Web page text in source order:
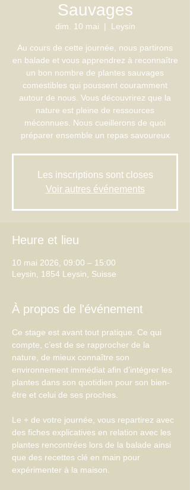
Sauvages
dim. 10 mai
  |
Leysin
Au cours de cette journée, nous partirons
en balade et vous apprendrez à reconnaître
un bon nombre de plantes sauvages
comestibles qui poussent couramment
autour de nous. Vous découvrirez que la
nature est pleine de ressources
méconnues. Nous cueillerons de quoi
préparer ensemble un repas savoureux
Les inscriptions sont closes
Voir autres événements
Heure et lieu
10 mai 2026, 09:00 – 15:00
Leysin, 1854 Leysin, Suisse
À propos de l'événement
Ce stage est avant tout pratique. Ce qui
compte, c’est de se rapprocher de la
nature, de mieux connaître son
environnement immédiat afin d’intégrer les
plantes dans son quotidien pour son bien-
être et celui de ses proches.
Le + de votre journée, vous repartirez avec
des fiches explicatives en relation avec les
plantes rencontrées lors de la balade ainsi
que des recettes clé en main pour
expérimenter à la maison.